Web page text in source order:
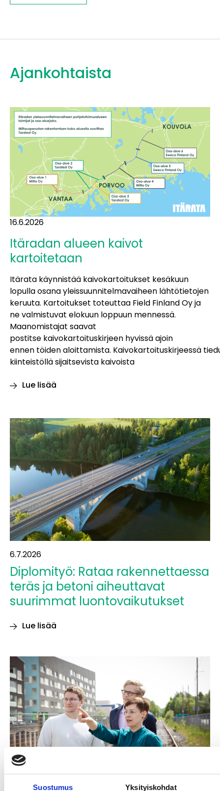
Suostumus Yksityiskohdat
Ajankohtaista
16.6.2026
Itäradan alueen kaivot
kartoitetaan
Itärata käynnistää kaivokartoitukset kesäkuun
lopulla osana yleissuunnitelmavaiheen lähtötietojen
keruuta. Kartoitukset toteuttaa Field Finland Oy ja
ne valmistuvat elokuun loppuun mennessä.
Maanomistajat saavat
postitse kaivokartoituskirjeen hyvissä ajoin
ennen töiden aloittamista. Kaivokartoituskirjeessä
kiinteistöllä sijaitsevista kaivoista
Lue lisää
kartoitetaan
6.7.2026
Diplomityö: Rataa rakennettaessa
teräs ja betoni aiheuttavat
suurimmat luontovaikutukset
Lue lisää
rakennettaessa
teräs
ja
betoni
aiheuttavat
suurimmat
luontovaikutukset